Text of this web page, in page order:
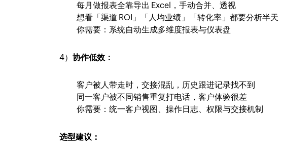
每月做报表全靠导出 Excel，手动合并、透视
想看「渠道 ROI」「人均业绩」「转化率」都要分析半天
你需要：系统自动生成多维度报表与仪表盘
4）协作低效：
客户被人带走时，交接混乱，历史跟进记录找不到
同一客户被不同销售重复打电话，客户体验很差
你需要：统一客户视图、操作日志、权限与交接机制
选型建议：